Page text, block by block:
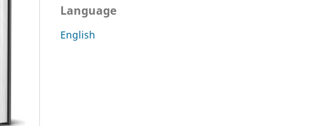
Language
English